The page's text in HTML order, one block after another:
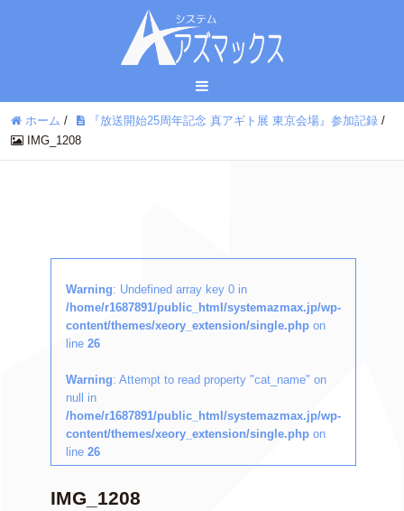
ホーム / 『放送開始25周年記念 真アギト展 東京会場』参加記録 /
IMG_1208
Warning: Undefined array key 0 in
/home/r1687891/public_html/systemazmax.jp/wp-
content/themes/xeory_extension/single.php on
line 26
Warning: Attempt to read property "cat_name" on
null in
/home/r1687891/public_html/systemazmax.jp/wp-
content/themes/xeory_extension/single.php on
line 26
IMG_1208